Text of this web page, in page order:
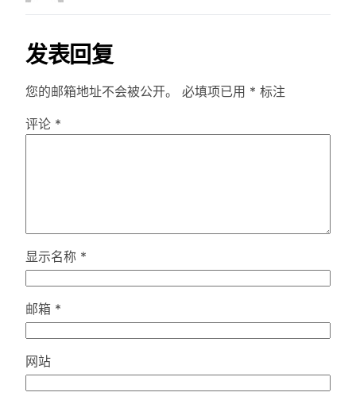
发表回复
您的邮箱地址不会被公开。 必填项已用 * 标注
评论 *
显示名称 *
邮箱 *
网站